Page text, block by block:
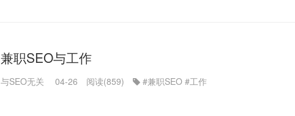
兼职SEO与工作
与SEO无关 04-26 阅读(859) #兼职SEO #工作